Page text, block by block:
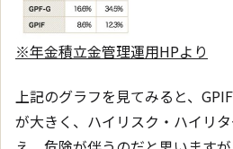
※年金積立金管理運用HPより
上記のグラフを見てみると、
が大きく、ハイリスク・ハイリ